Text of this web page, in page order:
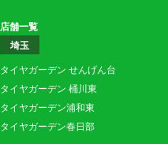
店舗一覧
埼玉
タイヤガーデン せんげん台
タイヤガーデン 桶川東
タイヤガーデン浦和東
タイヤガーデン春日部